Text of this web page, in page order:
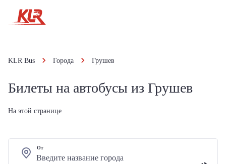
KLR Bus Города Грушев
Билеты на автобусы из Грушев
На этой странице
От